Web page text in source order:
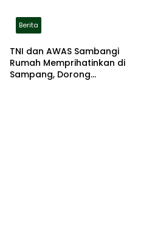
Berita
TNI dan AWAS Sambangi
Rumah Memprihatinkan di
Sampang, Dorong